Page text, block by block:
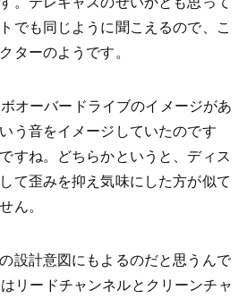
でも同じように聞こえるので、こ
ターのようです。
オーバードライブのイメージがあ
う音をイメージしていたのです
すね。どちらかというと、ディス
て歪みを抑え気味にした方が似て
ん。
設計意図にもよるのだと思うんで
リードチャンネルとクリーンチャ